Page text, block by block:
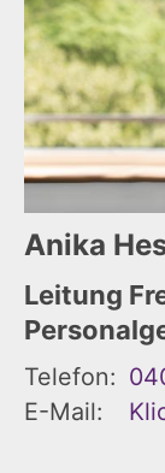
Anika
Leitung
Telefon:
E-Mail: